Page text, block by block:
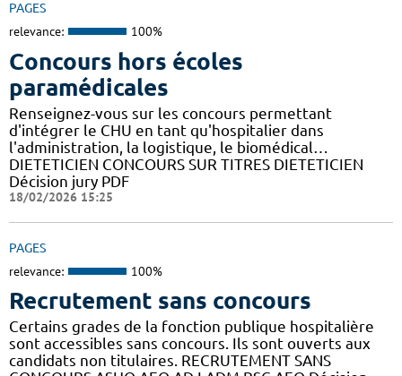
PAGES
relevance: 100%
Concours hors écoles
paramédicales
Renseignez-vous sur les concours permettant
d'intégrer le CHU en tant qu'hospitalier dans
l'administration, la logistique, le biomédical…
DIETETICIEN CONCOURS SUR TITRES DIETETICIEN
Décision jury PDF
18/02/2026 15:25
PAGES
relevance: 100%
Recrutement sans concours
Certains grades de la fonction publique hospitalière
sont accessibles sans concours. Ils sont ouverts aux
candidats non titulaires. RECRUTEMENT SANS